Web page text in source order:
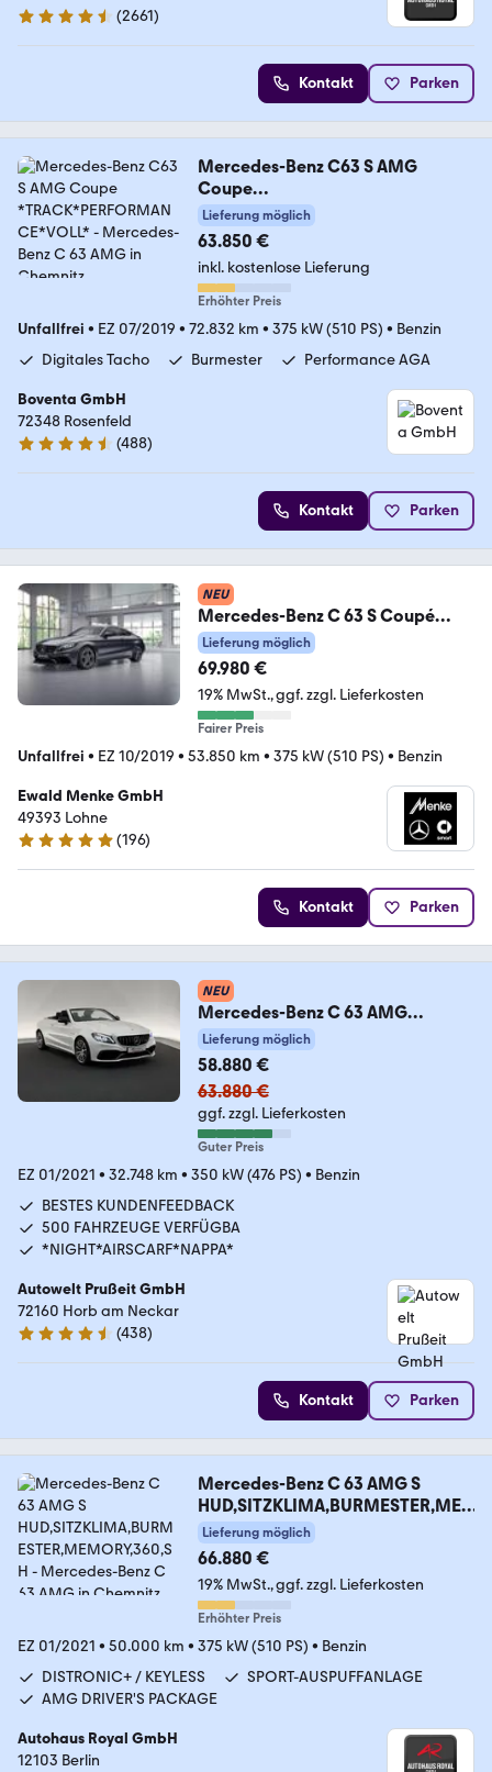
4.6 Sterne
(2661)
Kontakt Parken
Mercedes-Benz C63 S AMG
Coupe
*TRACK*PERFORMANCE*VOLL*
Lieferung möglich
63.850 €
inkl. kostenlose Lieferung
Erhöhter Preis
Unfallfrei • EZ 07/2019 • 72.832 km • 375 kW (510 PS) • Benzin
Digitales Tacho
Burmester Performance AGA
Boventa GmbH
72348 Rosenfeld
4.5 Sterne
(488)
Kontakt Parken
NEU
Mercedes-Benz C 63 S Coupé
AMG
Perfom.Sitze+Night+DriversPack
Lieferung möglich
69.980 €
19% MwSt. ggf. zzgl. Lieferkosten
Fairer Preis
Unfallfrei • EZ 10/2019 • 53.850 km • 375 kW (510 PS) • Benzin
Ewald Menke GmbH
49393 Lohne
4.9 Sterne
(196)
Kontakt Parken
NEU
Mercedes-Benz C 63 AMG
Cabrio*NIGHT*MULTIBEAM-
BURMESTER-AIRSCA
Lieferung möglich
58.880 €
63.880 €
ggf. zzgl. Lieferkosten
Guter Preis
EZ 01/2021 • 32.748 km • 350 kW (476 PS) • Benzin
BESTES KUNDENFEEDBACK
500 FAHRZEUGE VERFÜGBA
*NIGHT*AIRSCARF*NAPPA*
Autowelt Prußeit GmbH
72160 Horb am Neckar
4.4 Sterne
(438)
Kontakt Parken
Mercedes-Benz C 63 AMG S
HUD,SITZKLIMA,BURMESTER,ME
MORY,360,SH
Lieferung möglich
66.880 €
19% MwSt. ggf. zzgl. Lieferkosten
Erhöhter Preis
EZ 01/2021 • 50.000 km • 375 kW (510 PS) • Benzin
DISTRONIC+ / KEYLESS
SPORT-AUSPUFFANLAGE
AMG DRIVER'S PACKAGE
Autohaus Royal GmbH
12103 Berlin